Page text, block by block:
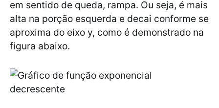
em sentido de queda, rampa. Ou seja, é mais
alta na porção esquerda e decai conforme se
aproxima do eixo y, como é demonstrado na
figura abaixo.